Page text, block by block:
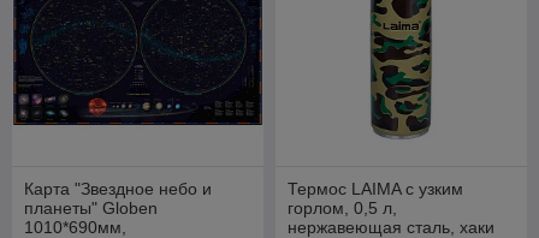
Карта "Звездное небо и
планеты" Globen
1010*690мм,
Термос LAIMA с узким
горлом, 0,5 л,
нержавеющая сталь, хаки